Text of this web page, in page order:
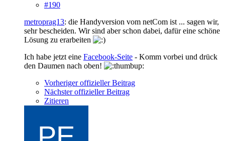
#190
metroprag13: die Handyversion vom netCom ist ... sagen wir,
sehr bescheiden. Wir sind aber schon dabei, dafür eine schöne
Lösung zu erarbeiten
Ich habe jetzt eine Facebook-Seite - Komm vorbei und drück
den Daumen nach oben!
Vorheriger offizieller Beitrag
Nächster offizieller Beitrag
Zitieren